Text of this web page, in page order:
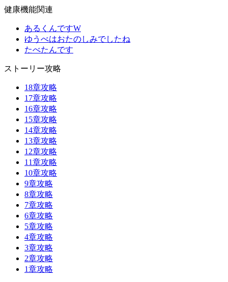
健康機能関連
あるくんですW
ゆうべはおたのしみでしたね
たべたんです
ストーリー攻略
18章攻略
17章攻略
16章攻略
15章攻略
14章攻略
13章攻略
12章攻略
11章攻略
10章攻略
9章攻略
8章攻略
7章攻略
6章攻略
5章攻略
4章攻略
3章攻略
2章攻略
1章攻略